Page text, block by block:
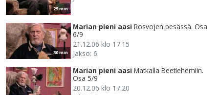
25 min
30 min
Marian pieni aasi Rosvojen pesässä. Osa
6/9
21.12.06 klo 17.15
Jakso: 6
Marian pieni aasi Matkalla Beetlehemiin.
Osa 5/9
20.12.06 klo 17.20